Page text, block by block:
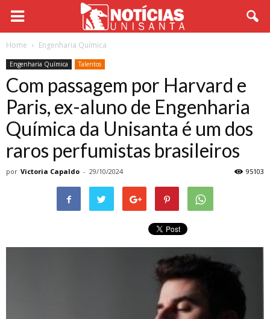
Home Engenharia Química
Engenharia Química Talentos
Com passagem por Harvard e
Paris, ex-aluno de Engenharia
Química da Unisanta é um dos
raros perfumistas brasileiros
por Victoria Capaldo - 29/10/2024 95103